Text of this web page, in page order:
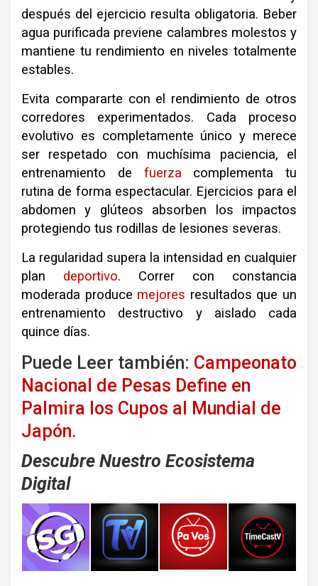
después del ejercicio resulta obligatoria. Beber
agua purificada previene calambres molestos y
mantiene tu rendimiento en niveles totalmente
estables.
Evita compararte con el rendimiento de otros
corredores experimentados. Cada proceso
evolutivo es completamente único y merece
ser respetado con muchísima paciencia, el
entrenamiento de fuerza complementa tu
rutina de forma espectacular. Ejercicios para el
abdomen y glúteos absorben los impactos
protegiendo tus rodillas de lesiones severas.
La regularidad supera la intensidad en cualquier
plan deportivo. Correr con constancia
moderada produce mejores resultados que un
entrenamiento destructivo y aislado cada
quince días.
Puede Leer también: Campeonato
Nacional de Pesas Define en
Palmira los Cupos al Mundial de
Japón.
Descubre Nuestro Ecosistema
Digital